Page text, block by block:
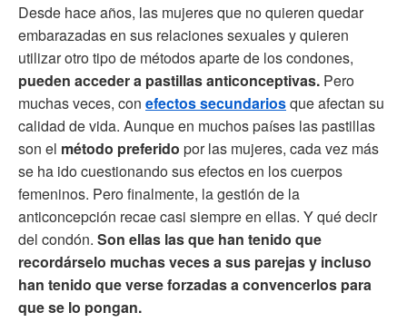
Desde hace años, las mujeres que no quieren quedar
embarazadas en sus relaciones sexuales y quieren
utilizar otro tipo de métodos aparte de los condones,
pueden acceder a pastillas anticonceptivas. Pero
muchas veces, con efectos secundariosque afectan su
calidad de vida. Aunque en muchos países las pastillas
son el método preferido por las mujeres, cada vez más
se ha ido cuestionando sus efectos en los cuerpos
femeninos. Pero finalmente, la gestión de la
anticoncepción recae casi siempre en ellas. Y qué decir
del condón. Son ellas las que han tenido que
recordárselo muchas veces a sus parejas y incluso
han tenido que verse forzadas a convencerlos para
que se lo pongan.